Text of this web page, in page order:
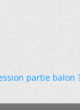
partie balon